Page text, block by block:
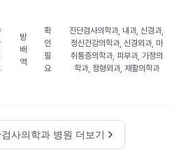
방
배
역
확
인
필
요
진단검사의학과, 내과, 신경과,
정신건강의학과, 신경외과, 마
취통증의학과, 피부과, 가정의
학과, 정형외과, 재활의학과
사의학과 병원 더보기